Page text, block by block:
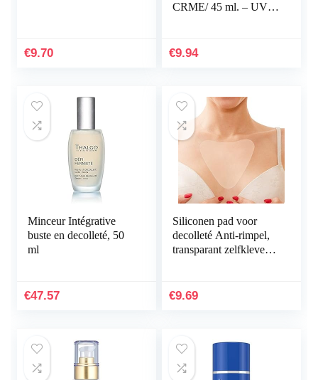
€9.70
CRME/ 45 ml. – UV
gepigmenteerde
€9.94
Minceur Intégrative
buste en decolleté, 50
ml
€47.57
Siliconen pad voor
decolleté Anti-rimpel,
transparant zelfklevend
borstrimpels te…
€9.69